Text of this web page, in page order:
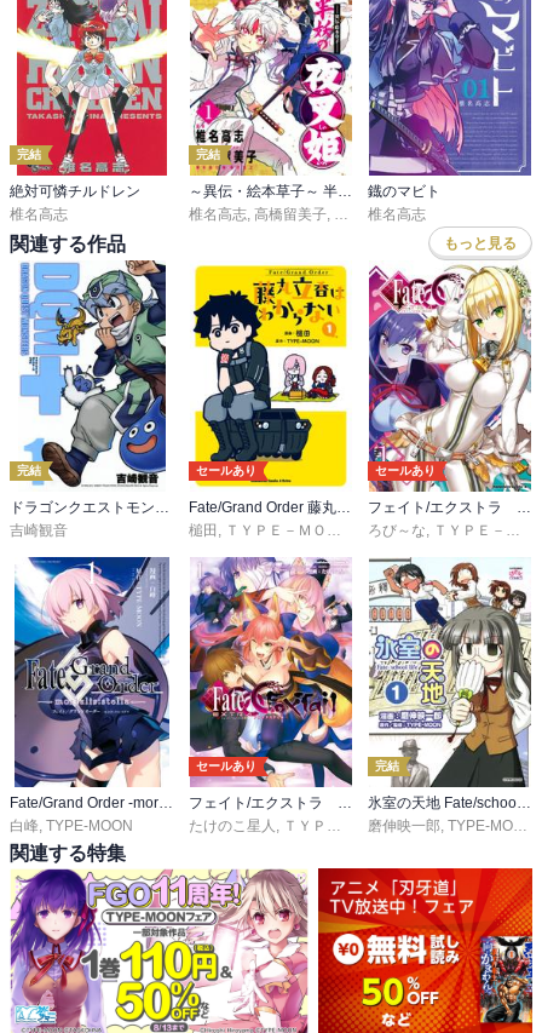
完結
絶対可憐チルドレン
椎名高志
完結
～異伝・絵本草子～ 半妖の夜叉姫
椎名高志, 高橋留美子, 隅沢克之
鐡のマビト
椎名高志
関連する作品 もっと見る
完結
吉崎観音
セールあり
槌田
ＴＹＰＥ－ＭＯＯＮ
セールあり
ろび～な
ＴＹＰＥ－ＭＯＯＮ／マーベラス
Fate/Grand Order -mortalis:stella-
白峰, TYPE-MOON
セールあり
フェイト/エクストラ ＣＣＣ ＦｏｘＴａｉｌ
たけのこ星人 , ＴＹＰＥ－ＭＯＯＮ ,マーベラス
完結
氷室の天地 Fate/school life
磨伸映一郎, TYPE-MOON
関連する特集